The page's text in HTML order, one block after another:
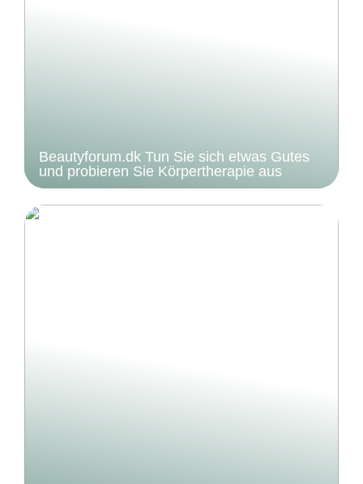
Beautyforum.dk Tun Sie sich etwas Gutes
und probieren Sie Körpertherapie aus